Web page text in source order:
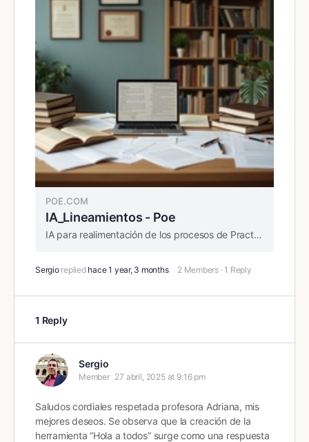
POE.COM
IA_Lineamientos - Poe
IA para realimentación de los procesos de Practica e Investigación del programa de la Licenciatura en educación Infantil Presencial
Sergio replied hace 1 year, 3 months 2 Members · 1 Reply
1 Reply
Sergio
Member 27 abril, 2025 at 9:16 pm
Saludos cordiales respetada profesora Adriana, mis
mejores deseos. Se observa que la creación de la
herramienta “Hola a todos” surge como una respuesta